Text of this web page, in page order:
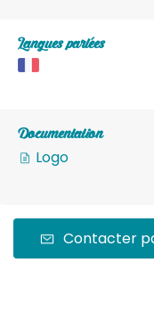
Langues parlées
Documentation
Logo
Contacter